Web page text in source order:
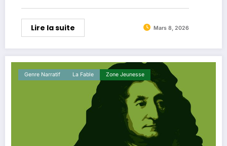
Lire la suite Mars 8, 2026
Genre Narratif La ​fable Zone Jeunesse